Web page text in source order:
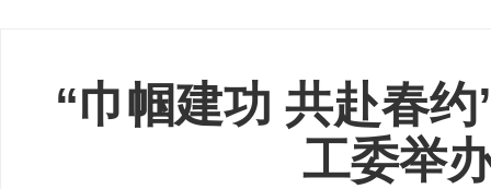
“巾帼建功 共赴春
工委举